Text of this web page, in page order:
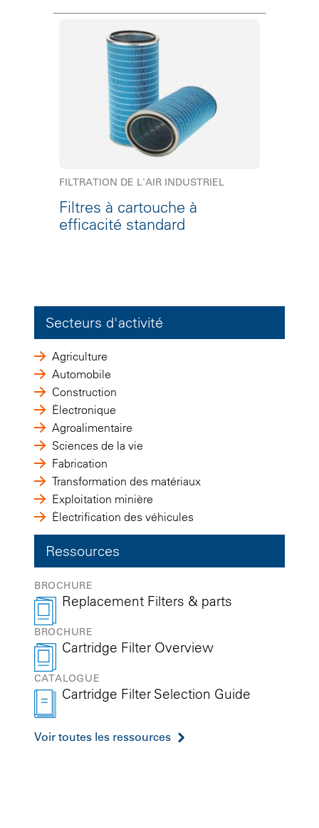
FILTRATION DE L'AIR INDUSTRIEL
Filtres à cartouche à
efficacité standard
Secteurs d'activité
Agriculture
Automobile
Construction
Électronique
Agroalimentaire
Sciences de la vie
Fabrication
Transformation des matériaux
Exploitation minière
Électrification des véhicules
Ressources
BROCHURE
Replacement Filters & parts
BROCHURE
Cartridge Filter Overview
CATALOGUE
Cartridge Filter Selection Guide
Voir toutes les ressources